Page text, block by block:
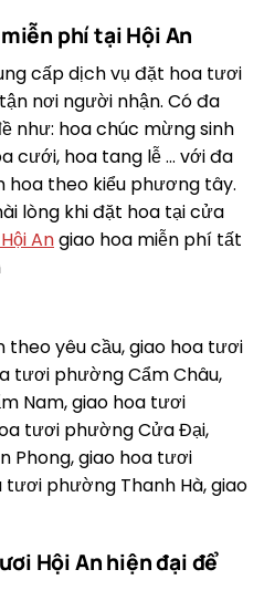
phí tại Hội An
cấp dịch vụ đặt hoa tươi
nơi người nhận. Có đa
như: hoa chúc mừng sinh
cưới, hoa tang lễ … với đa
hoa theo kiểu phương tây.
lòng khi đặt hoa tại cửa
Angiao hoa miễn phí tất
theo yêu cầu, giao hoa tươi
tươi phường Cẩm Châu,
Nam, giao hoa tươi
tươi phường Cửa Đại,
Phong, giao hoa tươi
phường Thanh Hà, giao
Hội An hiện đại để